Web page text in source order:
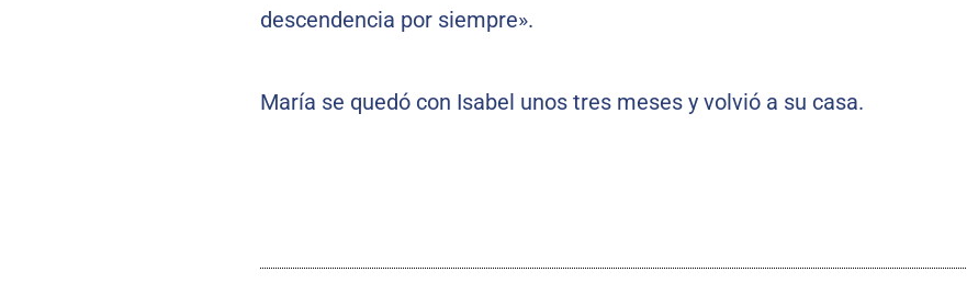
descendencia por siempre».
María se quedó con Isabel unos tres meses y volvió a su casa.